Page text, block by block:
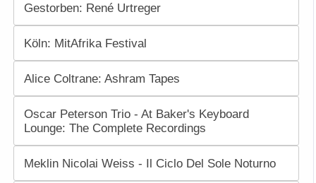
Gestorben: René Urtreger
Köln: MitAfrika Festival
Alice Coltrane: Ashram Tapes
Oscar Peterson Trio - At Baker's Keyboard
Lounge: The Complete Recordings
Meklin Nicolai Weiss - Il Ciclo Del Sole Noturno